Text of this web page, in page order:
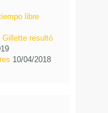
libre
Gillette resultó
10/04/2018